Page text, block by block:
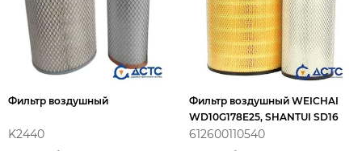
Фильтр воздушный
K2440
Фильтр воздушный WEICHAI
WD10G178E25, SHANTUI SD16
612600110540